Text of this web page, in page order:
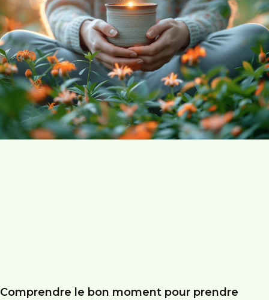
Comprendre le bon moment pour prendre